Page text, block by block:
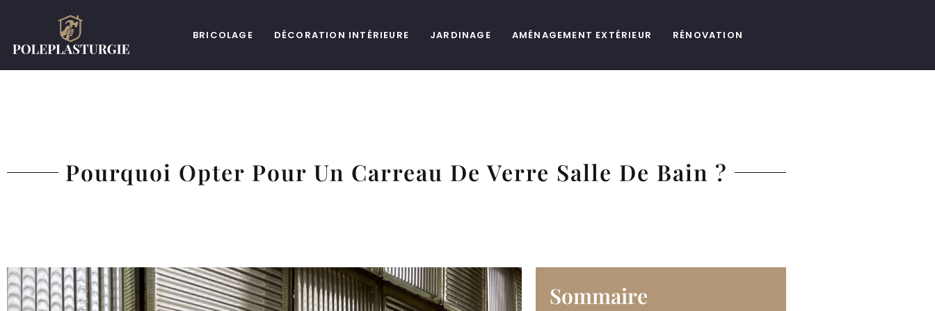
BRICOLAGE DÉCORATION INTÉRIEURE JARDINAGE AMÉNAGEMENT EXTÉRIEUR RÉNOVATION
Pourquoi Opter Pour Un Carreau De Verre Salle De Bain ?
Sommaire